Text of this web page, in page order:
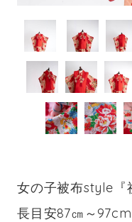
女の子被布style『
長目安87㎝～